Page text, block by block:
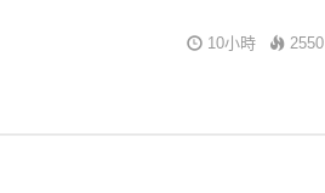
10小時 2550